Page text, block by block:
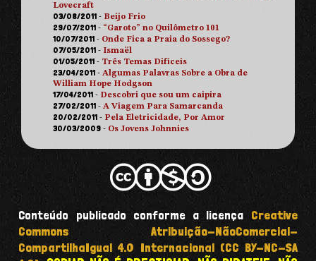
Lovecraft
03/08/2011 - Beijo Frio
29/07/2011 - “Garoto” no Quilômetro 101
10/07/2011 - Onde Fica a Praia do Sossego?
07/05/2011 - Ismaël
01/05/2011 - Três Temas Difíceis
23/04/2011 -Algumas Palavras Sobre a Obra de
William Hope Hodgson
17/04/2011 - Descobri que sou um caipira
27/02/2011 -A Viagem Para Samarcanda
20/02/2011 - Pela Eletricidade, Por Amor
30/03/2009 - Os Jovens Johnnies
Conteúdo publicado conforme a licença Creative
Commons Atribuição-NãoComercial-
CompartilhaIgual 4.0 Internacional (CC BY-NC-SA